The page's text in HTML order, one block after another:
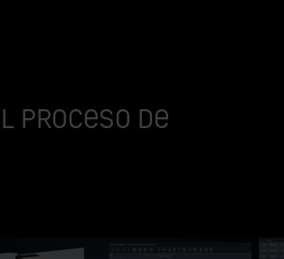
proceso de